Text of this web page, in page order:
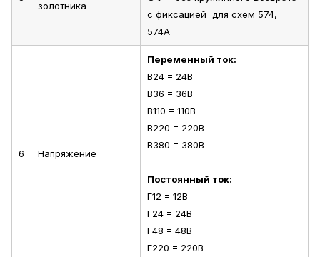
золотника
с фиксацией для схем 574,
574А
6 Напряжение
Переменный ток:
В24 = 24В
В36 = 36В
В110 = 110В
В220 = 220В
В380 = 380В
Постоянный ток:
Г12 = 12В
Г24 = 24В
Г48 = 48В
Г220 = 220В